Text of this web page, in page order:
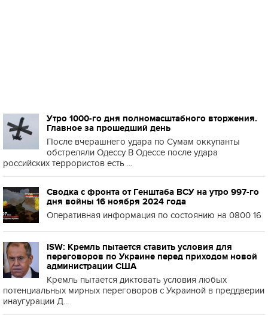
Утро 1000-го дня полномасштабного вторжения.
Главное за прошедший день
После вчерашнего удара по Сумам оккупанты
обстреляли Одессу В Одессе после удара
российских террористов есть ...
Сводка с фронта от Генштаба ВСУ на утро 997-го
дня войны 16 ноября 2024 года
Оперативная информация по состоянию на 0800 16
ISW: Кремль пытается ставить условия для
переговоров по Украине перед приходом новой
администрации США
Кремль пытается диктовать условия любых
потенциальных мирных переговоров с Украиной в преддверии
инаугурации Д...